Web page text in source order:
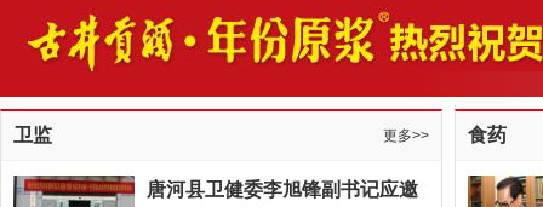
更多>>
卫监
唐河县卫健委李旭锋副书记应邀
食药